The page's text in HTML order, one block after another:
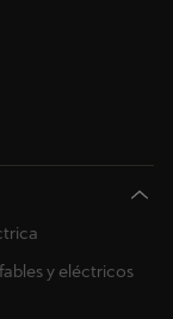
y eléctricos